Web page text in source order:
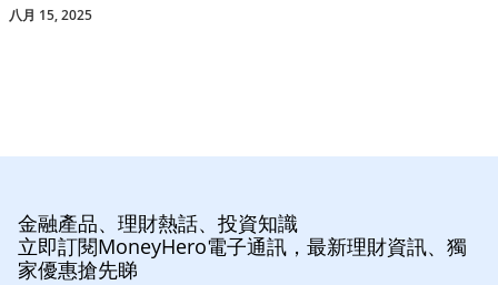
八月 15, 2025
金融產品、理財熱話、投資知識
立即訂閱MoneyHero電子通訊，最新理財資訊、獨
家優惠搶先睇